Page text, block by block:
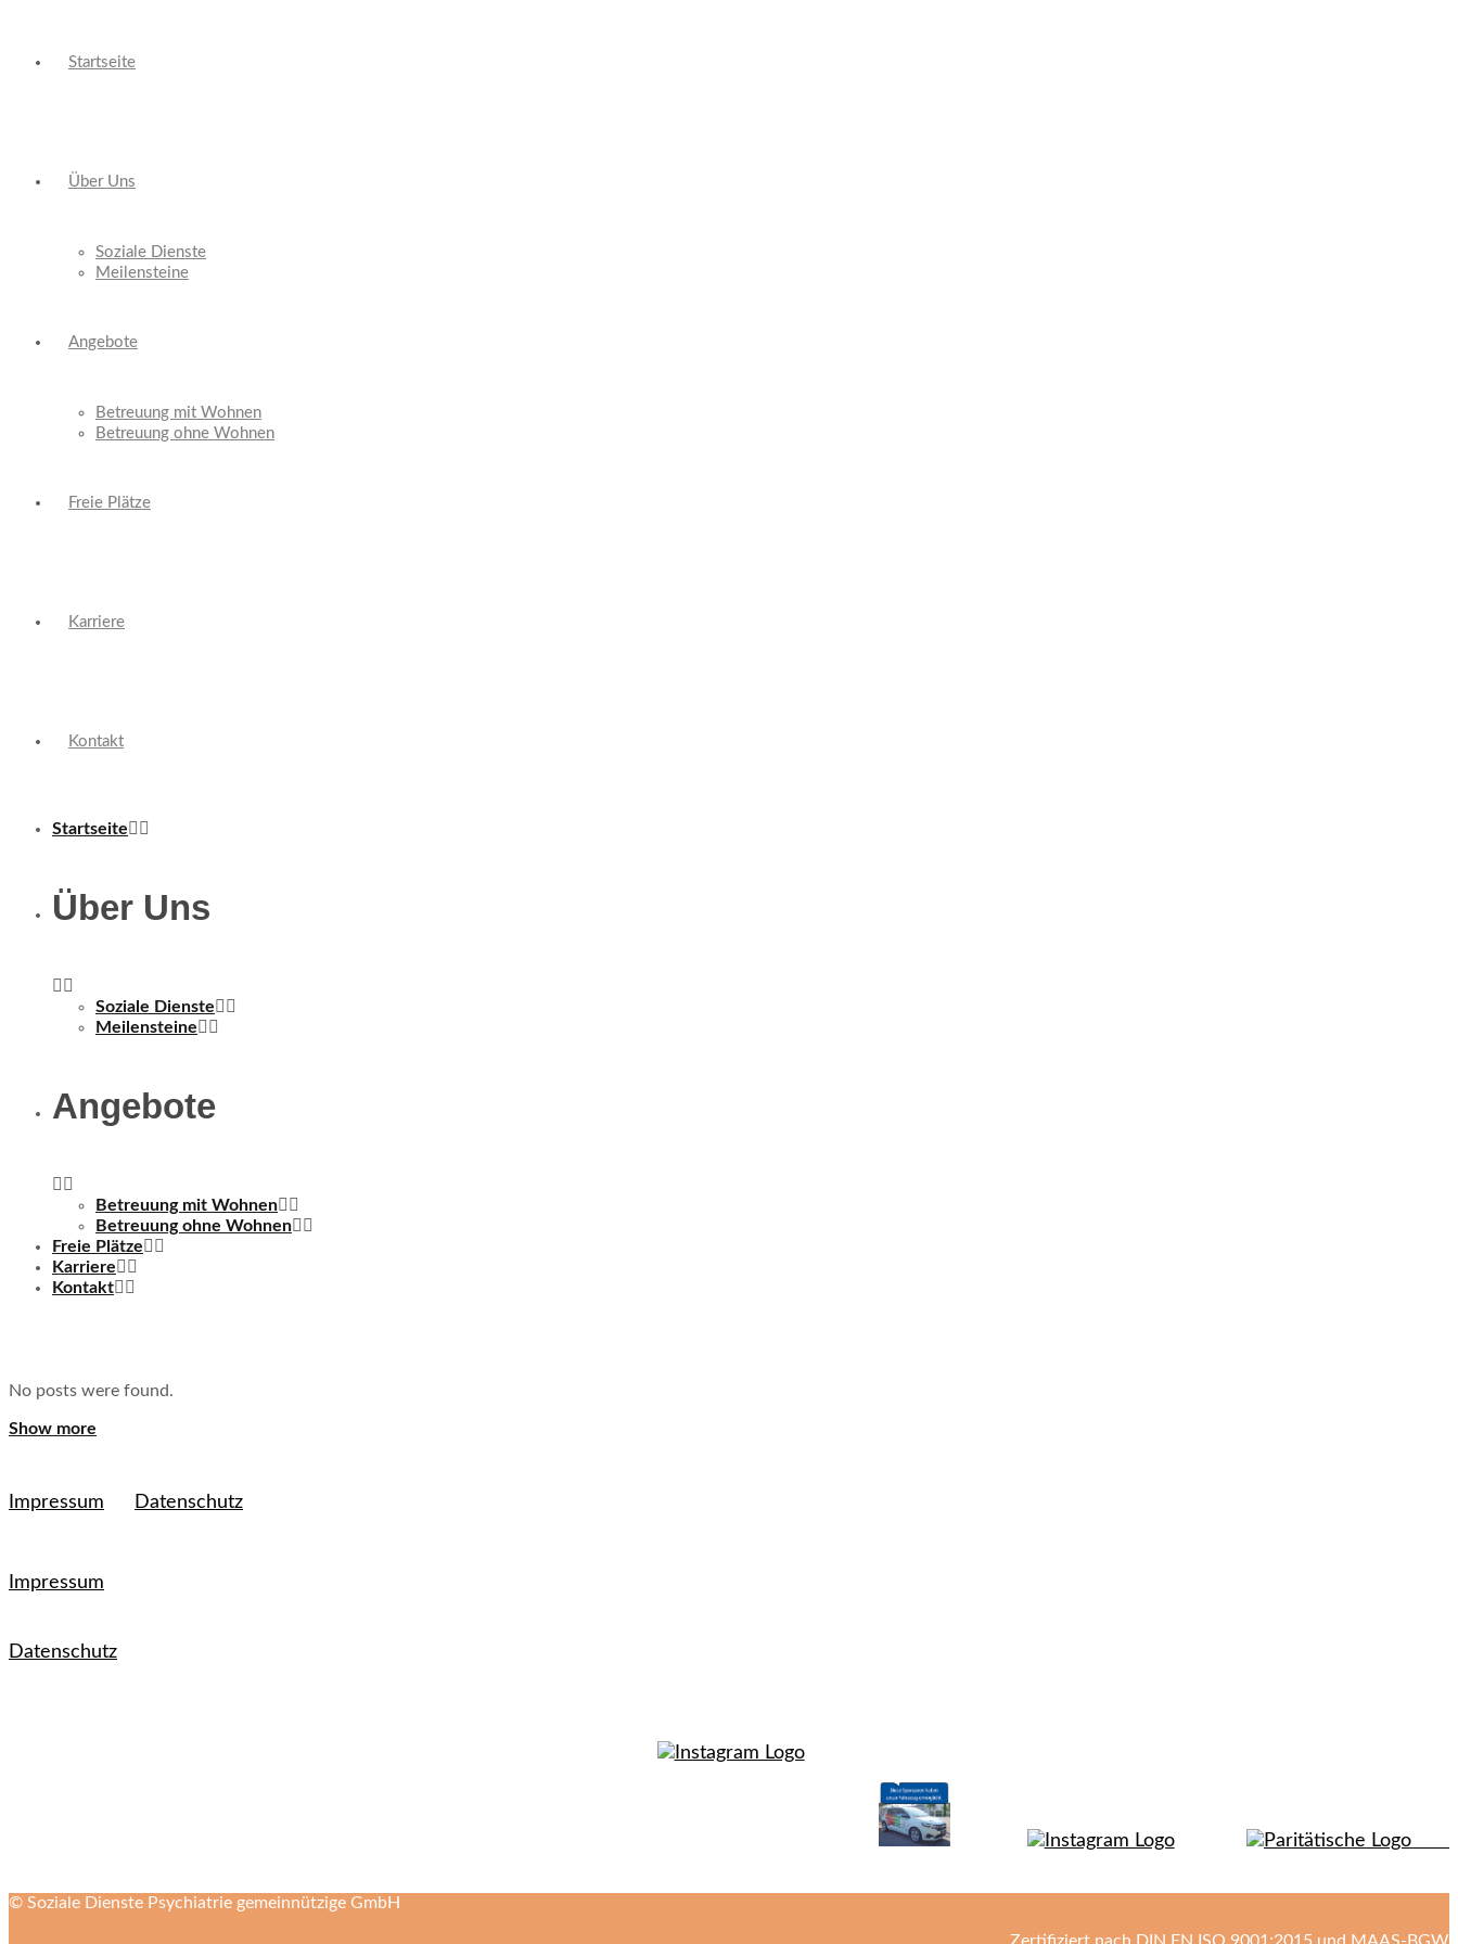
Startseite
Über Uns
Soziale Dienste
Meilensteine
Angebote
Betreuung mit Wohnen
Betreuung ohne Wohnen
Freie Plätze
Karriere
Kontakt
Startseite
Über Uns
Soziale Dienste
Meilensteine
Angebote
Betreuung mit Wohnen
Betreuung ohne Wohnen
Freie Plätze
Karriere
Kontakt
No posts were found.
Show more
Impressum Datenschutz
Impressum
Datenschutz
© Soziale Dienste Psychiatrie gemeinnützige GmbH
Zertifiziert nach DIN EN ISO 9001:2015 und MAAS-BGW